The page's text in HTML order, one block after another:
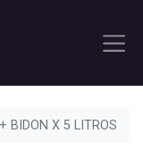
BIDON X 5 LITROS